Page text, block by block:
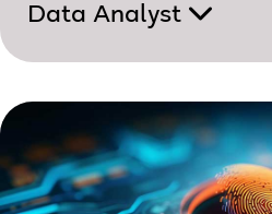
Data Analyst